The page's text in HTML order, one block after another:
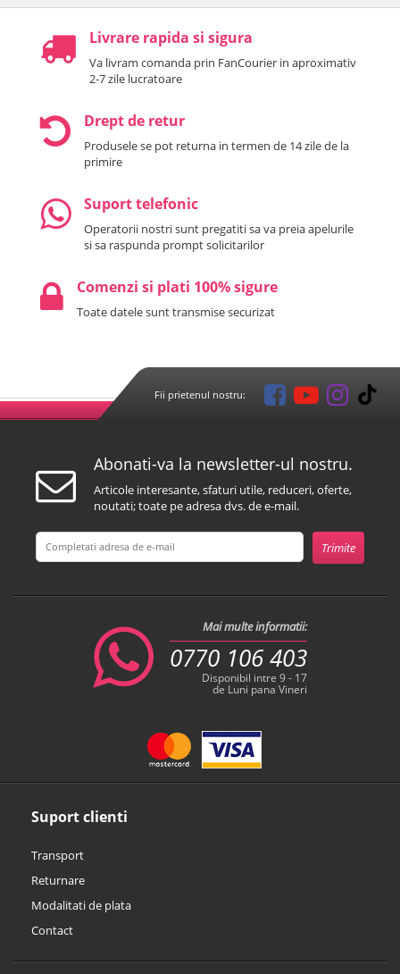
Livrare rapida si sigura
Va livram comanda prin FanCourier in aproximativ
2-7 zile lucratoare
Drept de retur
Produsele se pot returna in termen de 14 zile de la
primire
Suport telefonic
Operatorii nostri sunt pregatiti sa va preia apelurile
si sa raspunda prompt solicitarilor
Comenzi si plati 100% sigure
Toate datele sunt transmise securizat
Fii prietenul nostru:
Suport clienti
Transport
Returnare
Modalitati de plata
Contact
Abonati-va la newsletter-ul nostru.
Articole interesante, sfaturi utile, reduceri, oferte,
noutati; toate pe adresa dvs. de e-mail.
Mai multe informatii:
0770 106 403
Disponibil intre 9 - 17
de Luni pana Vineri